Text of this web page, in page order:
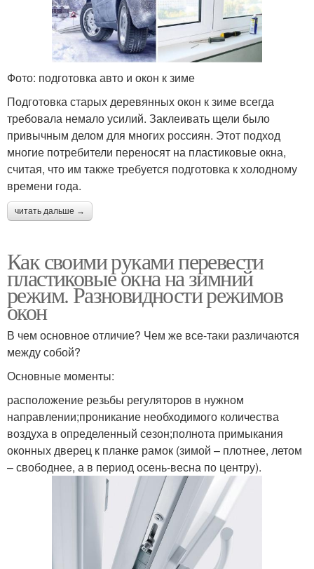
Фото: подготовка авто и окон к зиме
Подготовка старых деревянных окон к зиме всегда
требовала немало усилий. Заклеивать щели было
привычным делом для многих россиян. Этот подход
многие потребители переносят на пластиковые окна,
считая, что им также требуется подготовка к холодному
времени года.
читать дальше →
Как своими руками перевести
пластиковые окна на зимний
режим. Разновидности режимов
окон
В чем основное отличие? Чем же все-таки различаются
между собой?
Основные моменты:
расположение резьбы регуляторов в нужном
направлении;проникание необходимого количества
воздуха в определенный сезон;полнота примыкания
оконных дверец к планке рамок (зимой – плотнее, летом
– свободнее, а в период осень-весна по центру).